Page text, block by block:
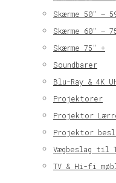
Skærme 50″ –
Skærme 60″ –
Skærme 75″ +
Soundbarer
Blu-Ray & 4K
Projektorer
Projektor
Projektor
Vægbeslag til
TV & Hi-fi